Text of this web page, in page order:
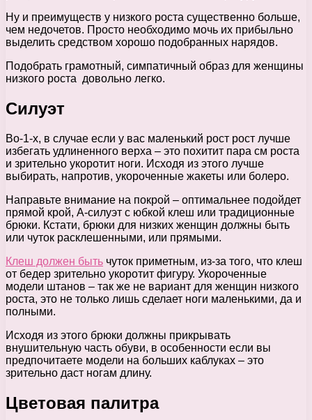
Ну и преимуществ у низкого роста существенно больше,
чем недочетов. Просто необходимо мочь их прибыльно
выделить средством хорошо подобранных нарядов.
Подобрать грамотный, симпатичный образ для женщины
низкого роста довольно легко.
Силуэт
Во-1-х, в случае если у вас маленький рост рост лучше
избегать удлиненного верха – это похитит пара см роста
и зрительно укоротит ноги. Исходя из этого лучше
выбирать, напротив, укороченные жакеты или болеро.
Направьте внимание на покрой – оптимальнее подойдет
прямой крой, А-силуэт с юбкой клеш или традиционные
брюки. Кстати, брюки для низких женщин должны быть
или чуток расклешенными, или прямыми.
Клеш должен быть чуток приметным, из-за того, что клеш
от бедер зрительно укоротит фигуру. Укороченные
модели штанов – так же не вариант для женщин низкого
роста, это не только лишь сделает ноги маленькими, да и
полными.
Исходя из этого брюки должны прикрывать
внушительную часть обуви, в особенности если вы
предпочитаете модели на больших каблуках – это
зрительно даст ногам длину.
Цветовая палитра